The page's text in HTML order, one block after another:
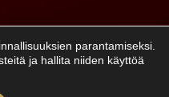
parantamiseksi.
ja hallita niiden käyttöä